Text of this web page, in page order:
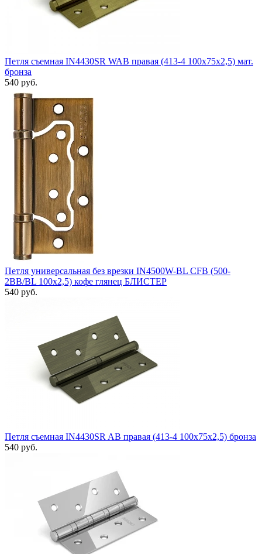
Петля съемная IN4430SR WAB правая (413-4 100x75x2,5) мат.
бронза
540 руб.
Петля универсальная без врезки IN4500W-BL CFB (500-
2BB/BL 100x2,5) кофе глянец БЛИСТЕР
540 руб.
Петля съемная IN4430SR AB правая (413-4 100x75x2,5) бронза
540 руб.